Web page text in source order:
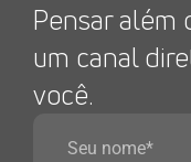
Pensar além
um canal
você.